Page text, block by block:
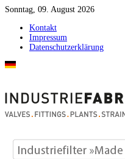
Sonntag, 09. August 2026
Kontakt
Impressum
Datenschutzerklärung